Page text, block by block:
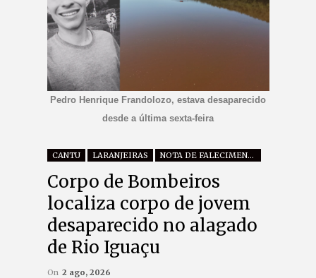
Pedro Henrique Frandolozo, estava desaparecido
desde a última sexta-feira
CANTU LARANJEIRAS NOTA DE FALECIMENTO
Corpo de Bombeiros
localiza corpo de jovem
desaparecido no alagado
de Rio Iguaçu
On 2 ago, 2026